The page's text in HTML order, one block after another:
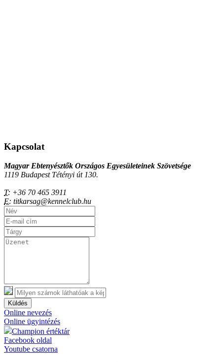
Kapcsolat
Magyar Ebtenyésztők Országos Egyesületeinek Szövetsége
1119 Budapest Tétényi út 130.
T: +36 70 465 3911
E: titkarsag@kennelclub.hu
Küldés
Online nevezés
Online ügyintézés
Champion értéktár
Facebook oldal
Youtube csatorna